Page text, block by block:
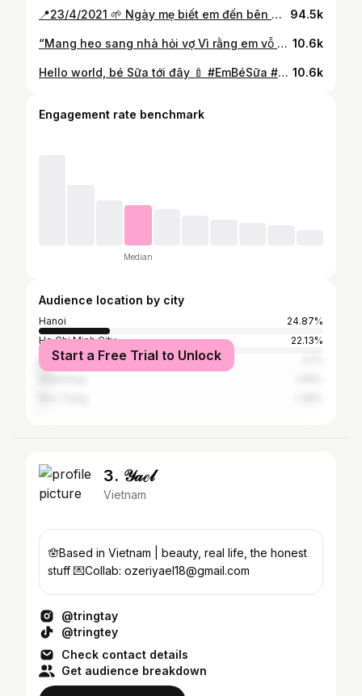
📍23/4/2021 🌱 Ngày mẹ biết em đến bên mẹ 📍23/4/2022 🌱 Ngày em của bố mẹ tròn 4 tháng tuổi 4 tháng vừa qua, hành trình làm bố làm mẹ của bố mẹ dẫu có khó khăn, dẫu có mệt mỏi nhưng mỗi ngày mới dậy được vào phòng em, mở cửa, cởi áo ngủ và chào “Good Morning Sunshine” rồi nhận một nụ cười móm mém ngái ngủ đầy ngọt ngào của em lại là một động lực vô hình để bố mẹ tiếp tục hành trình này đầy thử thách này. Nhìn em lớn lên hàng ngày, mỗi giấc ngủ ngày càng một ngon hơn, mỗi bữa ăn ngày càng một tốt hơn (trừ khi em vào Wonder Week và biếng ăn ra), học được nhiều kỹ năng milestone hơn, tương tác với mọi người xung quanh hơn là bố mẹ lại mừng thầm trong lòng và tự nhủ mình đang đồng hành cùng con trên đúng con đường rồi 🫶 Bố mẹ không dám nhận là bố mẹ tốt nhất giỏi nhất nhưng bố mẹ chỉ dám nhận là bố mẹ tốt nhất của em thôi ❤️ Cảm ơn em đã cho bố mẹ biết được cảm giác nhớ con mỗi khi em ngủ đêm ở phòng riêng, chỉ muốn lao vào ngắm em ngủ một tí nhưng lại gàn nhau thôi ngắm tạm qua camera đi đừng vào phá giấc em 🥹 Cảm ơn em bé rất nhiều, chúng mình cùng nhau hợp tác trong quãng đường sắp tới và nắm tay nhau đi khám phá thế giới này nhé 🌏 Bố mẹ yêu em rất nhiều 👨‍👩‍👧 94.5k
“Mang heo sang nhà hỏi vợ Vì rằng em vỗ anh béo như heo” 🐽🐽🐽 Moments of us on our Engagement Ceremony ✨💎✨ - Hà Nội, 16.11.2020 - Áo dài @maki.bridal Vest @veneta_bespoke Tie @taats.tie Photo @gladweddinghn 10.6k
Hello world, bé Sữa tới đây 🍼 #EmBéSữa #pregnancyannouncement #16weekspregnant 10.6k
Engagement rate benchmark
Median
Audience location by city
Hanoi
24.87%
Ho Chi Minh City
22.13%
Đà Nẵng
Start a Free Trial to Unlock
3. 𝒴𝒶ℯ𝓁
Vietnam
🪬Based in Vietnam | beauty, real life, the honest
stuff 💌Collab: ozeriyael18@gmail.com
@tringtay
@tringtey
Check contact details
Get audience breakdown